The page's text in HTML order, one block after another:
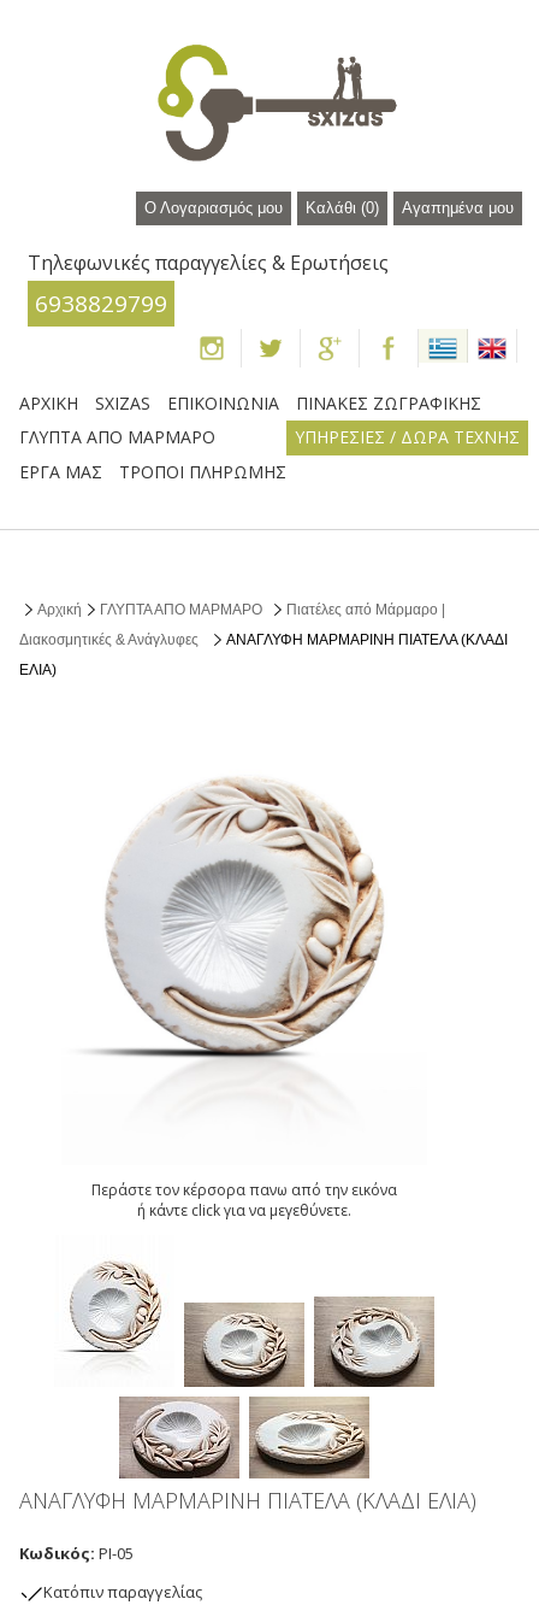
Ο Λογαριασμός μου Καλάθι(0) Αγαπημένα μου
Τηλεφωνικές παραγγελίες & Ερωτήσεις
6938829799
ΑΡΧΙΚΗ SXIZAS ΕΠΙΚΟΙΝΩΝΙΑ
ΠΙΝΑΚΕΣ ΖΩΓΡΑΦΙΚΗΣ
ΓΛΥΠΤΑ ΑΠΟ ΜΑΡΜΑΡΟ
ΥΠΗΡΕΣΙΕΣ / ΔΩΡΑ ΤΕΧΝΗΣ
ΕΡΓΑ ΜΑΣ
ΤΡΟΠΟΙ ΠΛΗΡΩΜΗΣ
Αρχική ΓΛΥΠΤΑ ΑΠΟ ΜΑΡΜΑΡΟ
Πιατέλες από Μάρμαρο |
Διακοσμητικές & Ανάγλυφες
ΑΝΑΓΛΥΦΗ ΜΑΡΜΑΡΙΝΗ ΠΙΑΤΕΛΑ (ΚΛΑΔΙ
ΕΛΙΑ)
Περάστε τον κέρσορα πανω από την εικόνα
ή κάντε click για να μεγεθύνετε.
ΑΝΑΓΛΥΦΗ ΜΑΡΜΑΡΙΝΗ ΠΙΑΤΕΛΑ (ΚΛΑΔΙ ΕΛΙΑ)
Κωδικός: PI-05
Kατόπιν παραγγελίας